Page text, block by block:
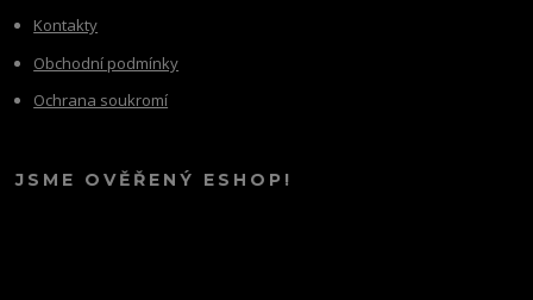
Kontakty
Obchodní podmínky
Ochrana soukromí
JSME OVĚŘENÝ ESHOP!